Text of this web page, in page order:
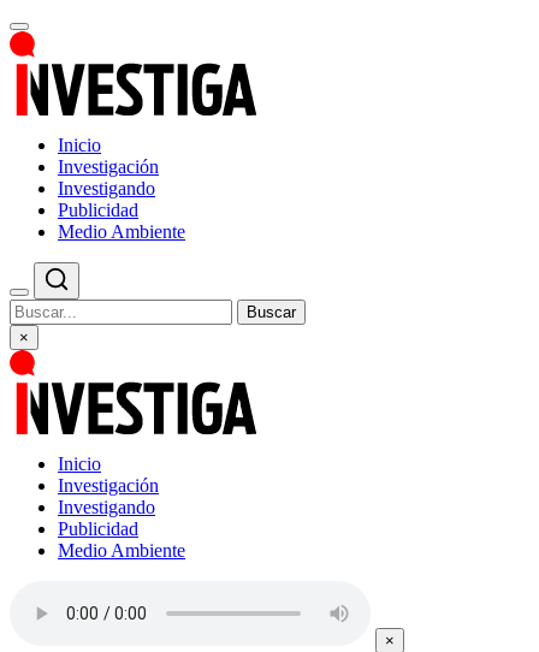
Inicio
Investigación
Investigando
Publicidad
Medio Ambiente
Buscar
×
Inicio
Investigación
Investigando
Publicidad
Medio Ambiente
×